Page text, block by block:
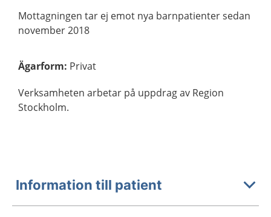
Mottagningen tar ej emot nya barnpatienter sedan
november 2018
Ägarform: Privat
Verksamheten arbetar på uppdrag av Region
Stockholm.
Information till patient